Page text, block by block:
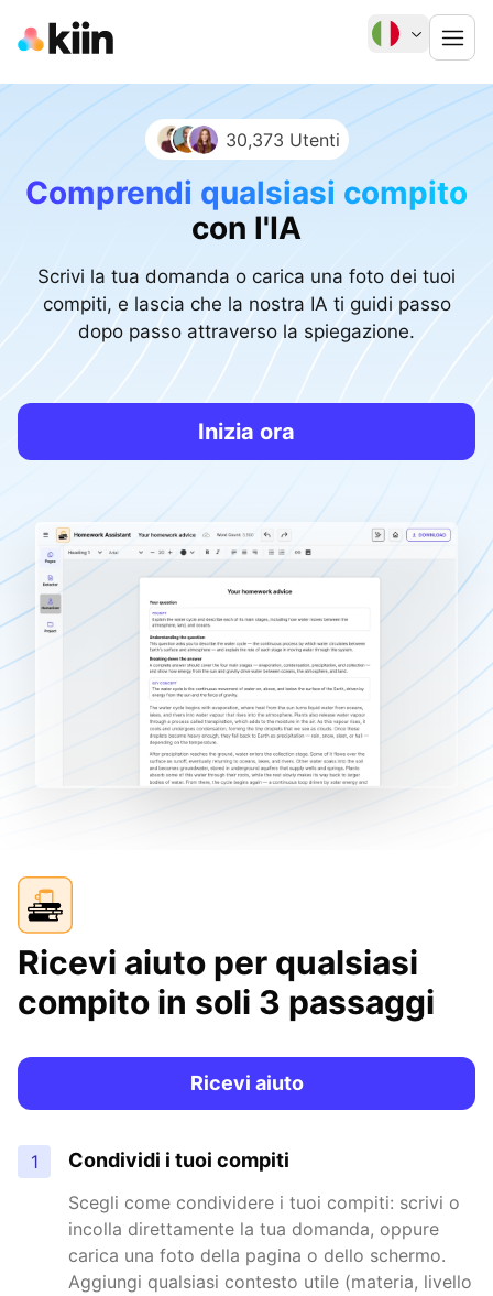
30,373 Utenti
Comprendi qualsiasi compito
con l'IA
Scrivi la tua domanda o carica una foto dei tuoi
compiti, e lascia che la nostra IA ti guidi passo
dopo passo attraverso la spiegazione.
Inizia ora
Ricevi aiuto per qualsiasi
compito in soli 3 passaggi
Ricevi aiuto
1 Condividi i tuoi compiti
Scegli come condividere i tuoi compiti: scrivi o
incolla direttamente la tua domanda, oppure
carica una foto della pagina o dello schermo.
Aggiungi qualsiasi contesto utile (materia, livello